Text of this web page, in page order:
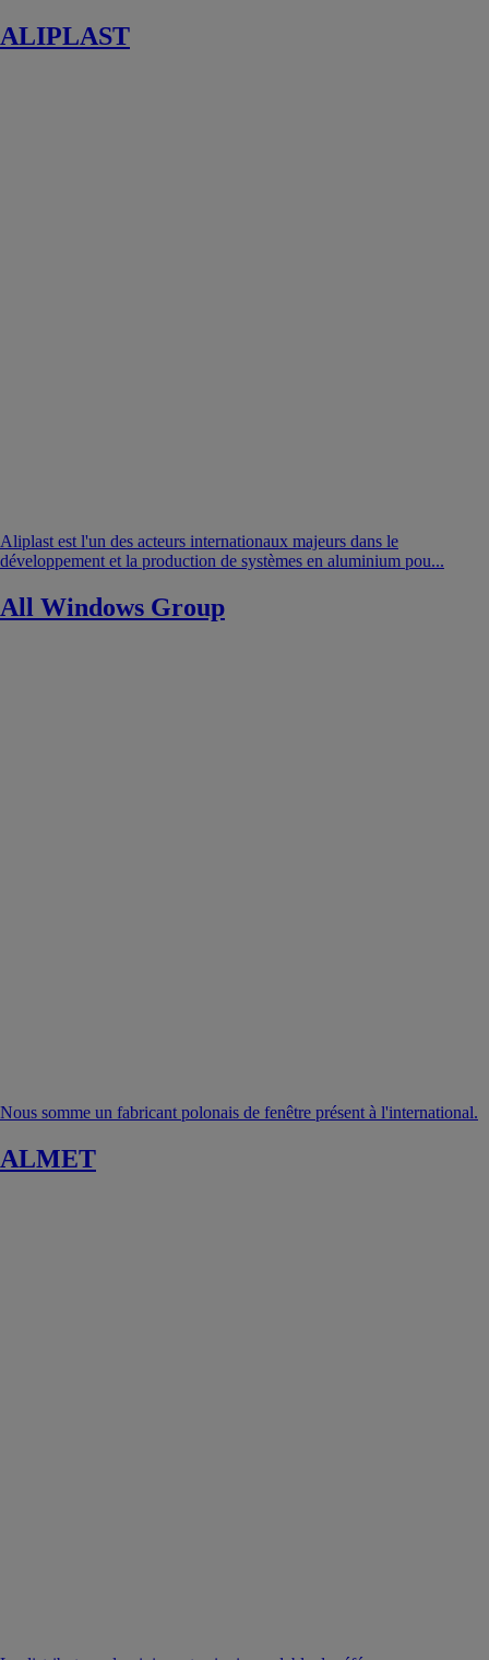
ALIPLAST
Aliplast est l'un des acteurs internationaux majeurs dans le
développement et la production de systèmes en aluminium pou...
All Windows Group
Nous somme un fabricant polonais de fenêtre présent à l'international.
ALMET